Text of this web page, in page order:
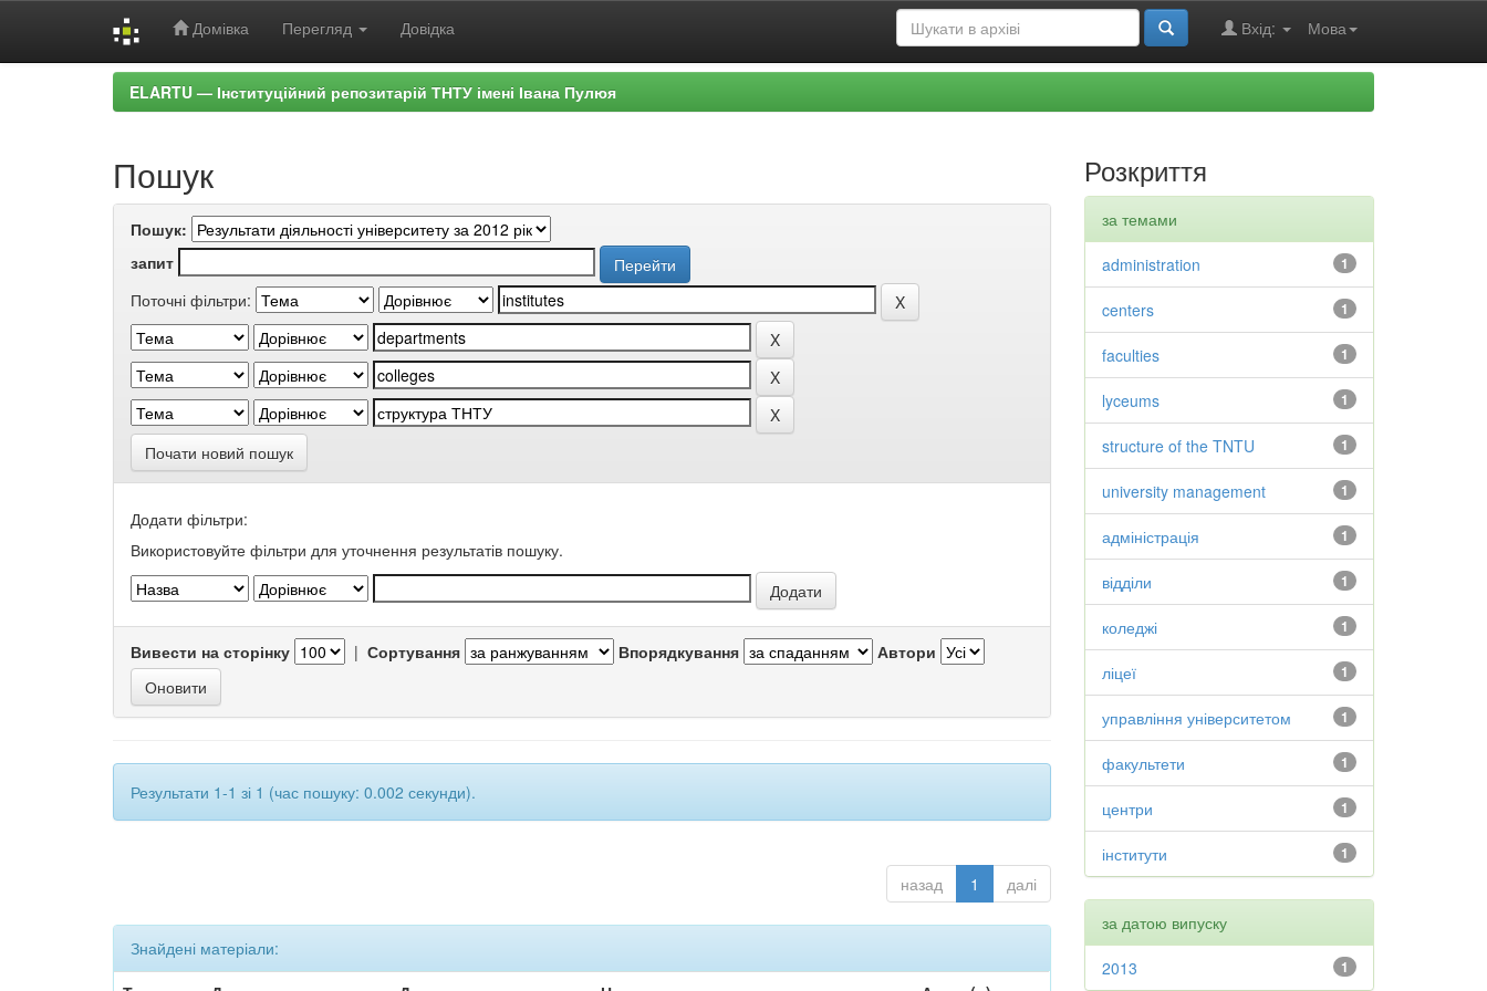
Домівка Перегляд Довідка Мова
Вхід:
ELARTU — Інституційний репозитарій ТНТУ імені Івана Пулюя
Пошук
Пошук:
запит
Поточні фільтри:
Почати новий пошук
Додати фільтри:
Використовуйте фільтри для уточнення результатів пошуку.
Вивести на сторінку | Сортування Впорядкування Автори
Результати 1-1 зі 1 (час пошуку: 0.002 секунди).
назад 1 далі
Знайдені матеріали:
Розкриття
за темами
1
administration
1
centers
1
faculties
1
lyceums
1
structure of the TNTU
1
university management
1
адміністрація
1
відділи
1
коледжі
1
ліцеї
1
управління університетом
1
факультети
1
центри
1
інститути
за датою випуску
1
2013